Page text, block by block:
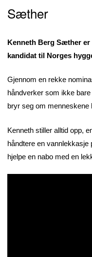
Sæther
Kenneth Berg Sæther er
kandidat til Norges
Gjennom en rekke
håndverker som ikke
bryr seg om menneskene
Kenneth stiller alltid opp,
håndtere en
hjelpe en nabo med en